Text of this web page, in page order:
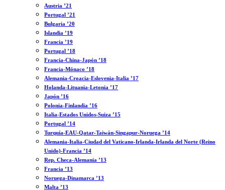
Austria ’21
Portugal ’21
Bulgaria ’20
Islandia ’19
Francia ’19
Portugal ’18
Francia-China-Japón ’18
Francia-Mónaco ’18
Alemania-Croacia-Eslovenia-Italia ’17
Holanda-Lituania-Letonia ’17
Japón ’16
Polonia-Finlandia ’16
Italia-Estados Unidos-Suiza ’15
Portugal ’14
Turquía-EAU-Qatar-Taiwán-Singapur-Noruega ’14
Alemania-Italia-Ciudad del Vaticano-Irlanda-Irlanda del Norte (Reino
Unido)-Francia ’14
Rep. Checa-Alemania ’13
Francia ’13
Noruega-Dinamarca ’13
Malta ’13